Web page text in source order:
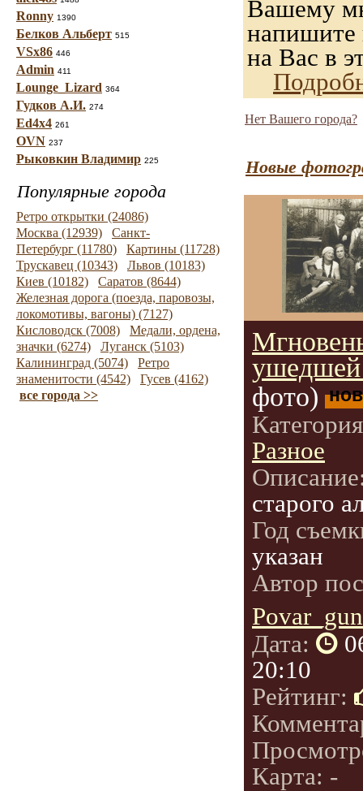
Ronny 1390
Белков Альберт 515
VSx86 446
Admin 411
Lounge_Lizard 364
Гудков А.И. 274
Ed4x4 261
OVN 237
Рыковкин Владимир 225
Популярные города
Ретро открытки (24086)
Москва (12939)
Санкт-
Петербург (11780)
Картины (11728)
Трускавец (10343)
Львов (10183)
Киев (10182)
Саратов (8644)
Железная дорога (поезда, паровозы,
локомотивы, вагоны) (7127)
Кисловодск (7008)
Медали, ордена,
значки (6274)
Луганск (5103)
Калининград (5074)
Ретро
знаменитости (4542)
Гусев (4162)
все города >>
Вашему
напишите
на Вас в
Нет Вашего города?
Новые
ушедшей
фото)
Разное
старого
Год
указан
Автор
Дата:
20:10
Рейтинг:
Карта: -